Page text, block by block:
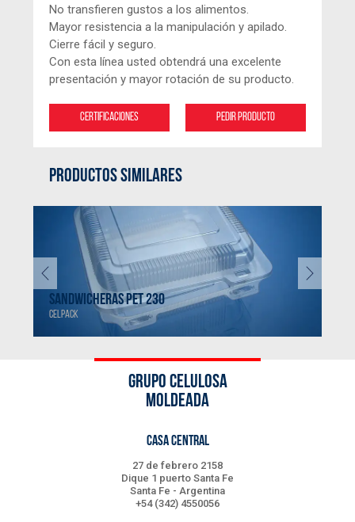
No transfieren gustos a los alimentos.
Mayor resistencia a la manipulación y apilado.
Cierre fácil y seguro.
Con esta línea usted obtendrá una excelente
presentación y mayor rotación de su producto.
Certificaciones Pedir producto
PRODUCTOS SIMILARES
SANDWICHERAS PET 230
CELPACK
GRUPO CELULOSA
MOLDEADA
CASA CENTRAL
27 de febrero 2158
Dique 1 puerto Santa Fe
Santa Fe - Argentina
+54 (342) 4550056